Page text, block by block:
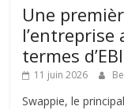
Une
termes
11 juin 2026
Swappie, le